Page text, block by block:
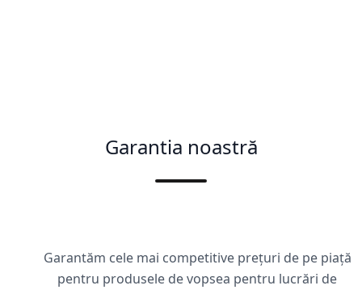
Garantia noastră
Garantăm cele mai competitive prețuri de pe piață
pentru produsele de vopsea pentru lucrări de